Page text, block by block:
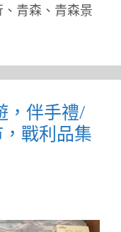
、 青森 、 青森景
，伴手禮/
戰利品集